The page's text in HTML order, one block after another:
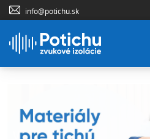
info@potichu.sk